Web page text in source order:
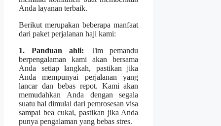
Anda layanan terbaik.
Berikut merupakan beberapa manfaat
dari paket perjalanan haji kami:
1. Panduan ahli: Tim pemandu
berpengalaman kami akan bersama
Anda setiap langkah, pastikan jika
Anda mempunyai perjalanan yang
lancar dan bebas repot. Kami akan
memudahkan Anda dengan segala
suatu hal dimulai dari pemrosesan visa
sampai bea cukai, pastikan jika Anda
punya pengalaman yang bebas stres.